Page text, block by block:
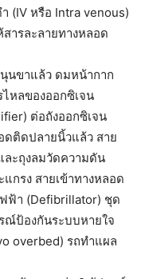
(IV หรือ Intra venous)
ารละลายทางหลอด
นขาแล้ว ดมหน้ากาก
หลของออกซิเจน
ต่อถังออกซิเจน
ดติดปลายนิ้วแล้ว สาย
ละถุงลมวัดความดัน
กรง สายเข้าทางหลอด
ฟ้า (Defibrillator) ชุด
ณ์ป้องกันระบบหายใจ
overbed) รถทำแผล